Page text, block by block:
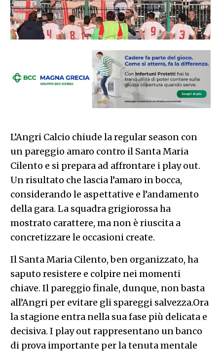
L’Angri Calcio chiude la regular season con
un pareggio amaro contro il Santa Maria
Cilento e si prepara ad affrontare i play out.
Un risultato che lascia l’amaro in bocca,
considerando le aspettative e l’andamento
della gara. La squadra grigiorossa ha
mostrato carattere, ma non è riuscita a
concretizzare le occasioni create.
Il Santa Maria Cilento, ben organizzato, ha
saputo resistere e colpire nei momenti
chiave. Il pareggio finale, dunque, non basta
all’Angri per evitare gli spareggi salvezza.Ora
la stagione entra nella sua fase più delicata e
decisiva. I play out rappresentano un banco
di prova importante per la tenuta mentale